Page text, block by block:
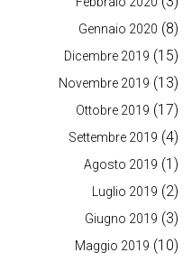
Gennaio 2020 (8)
Dicembre 2019 (15)
Novembre 2019 (13)
Ottobre 2019 (17)
Settembre 2019 (4)
Agosto 2019 (1)
Luglio 2019 (2)
Giugno 2019 (3)
Maggio 2019 (10)